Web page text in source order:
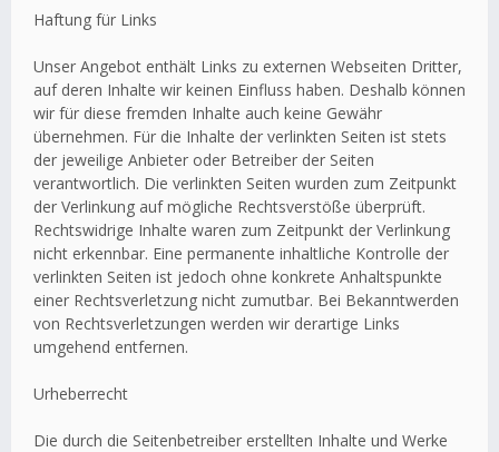
Haftung für Links
Unser Angebot enthält Links zu externen Webseiten Dritter,
auf deren Inhalte wir keinen Einfluss haben. Deshalb können
wir für diese fremden Inhalte auch keine Gewähr
übernehmen. Für die Inhalte der verlinkten Seiten ist stets
der jeweilige Anbieter oder Betreiber der Seiten
verantwortlich. Die verlinkten Seiten wurden zum Zeitpunkt
der Verlinkung auf mögliche Rechtsverstöße überprüft.
Rechtswidrige Inhalte waren zum Zeitpunkt der Verlinkung
nicht erkennbar. Eine permanente inhaltliche Kontrolle der
verlinkten Seiten ist jedoch ohne konkrete Anhaltspunkte
einer Rechtsverletzung nicht zumutbar. Bei Bekanntwerden
von Rechtsverletzungen werden wir derartige Links
umgehend entfernen.
Urheberrecht
Die durch die Seitenbetreiber erstellten Inhalte und Werke